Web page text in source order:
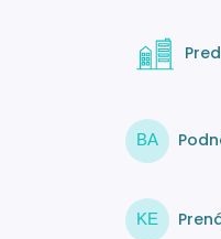
BA
KE